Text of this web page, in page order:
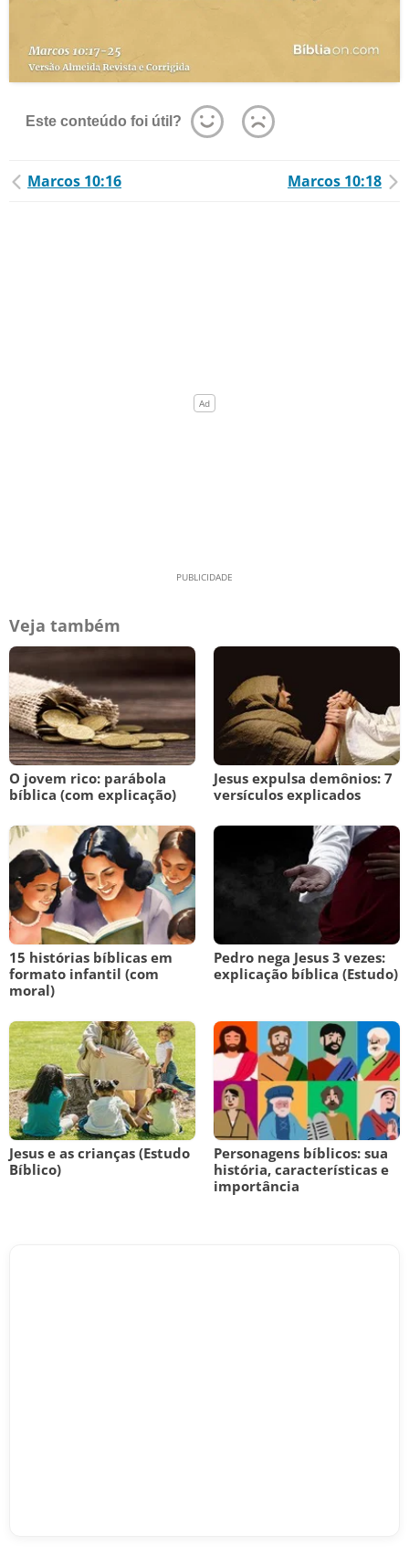
Este conteúdo foi útil?
Marcos 10:16 Marcos 10:18
Veja também
O jovem rico: parábola
bíblica (com explicação)
Jesus expulsa demônios: 7
versículos explicados
15 histórias bíblicas em
formato infantil (com
moral)
Pedro nega Jesus 3 vezes:
explicação bíblica (Estudo)
Jesus e as crianças (Estudo
Bíblico)
Personagens bíblicos: sua
história, características e
importância